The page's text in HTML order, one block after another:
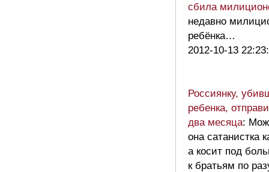
сбила
недавно
ребёнка…
2012-10-13
Россиянку,
ребенка,
два месяца:
она сатанистка
а косит под
к братьям по